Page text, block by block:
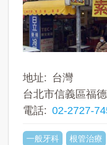
地址
台灣
台北市信義區福
電話
02-2727-
一般牙科 根管治療